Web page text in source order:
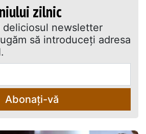
zilnic
deliciosul newsletter
să introduceţi adresa
Abonați-vă